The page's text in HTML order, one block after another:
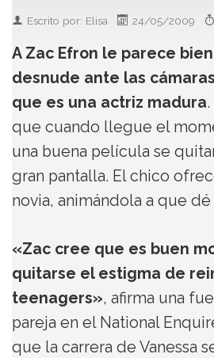
Escrito por: Elisa 24/05/2009
A Zac Efron le parece
desnude ante las
que es una actriz madura
que cuando llegue el
una buena película se
gran pantalla. El chico
novia, animándola a que dé
«Zac cree que es buen
quitarse el estigma de
teenagers», afirma una
pareja en el National
que la carrera de Vanessa